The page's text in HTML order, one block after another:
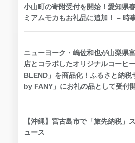
小山町の寄附受付を開始！愛知県
ミアムモカもお礼品に追加！ – 時
ニューヨーク・嶋佐和也が山梨県
店とコラボしたオリジナルコーヒ
BLEND」を商品化！ふるさと納税
by FANY」にお礼の品として受付
【沖縄】宮古島市で「旅先納税」
ュース